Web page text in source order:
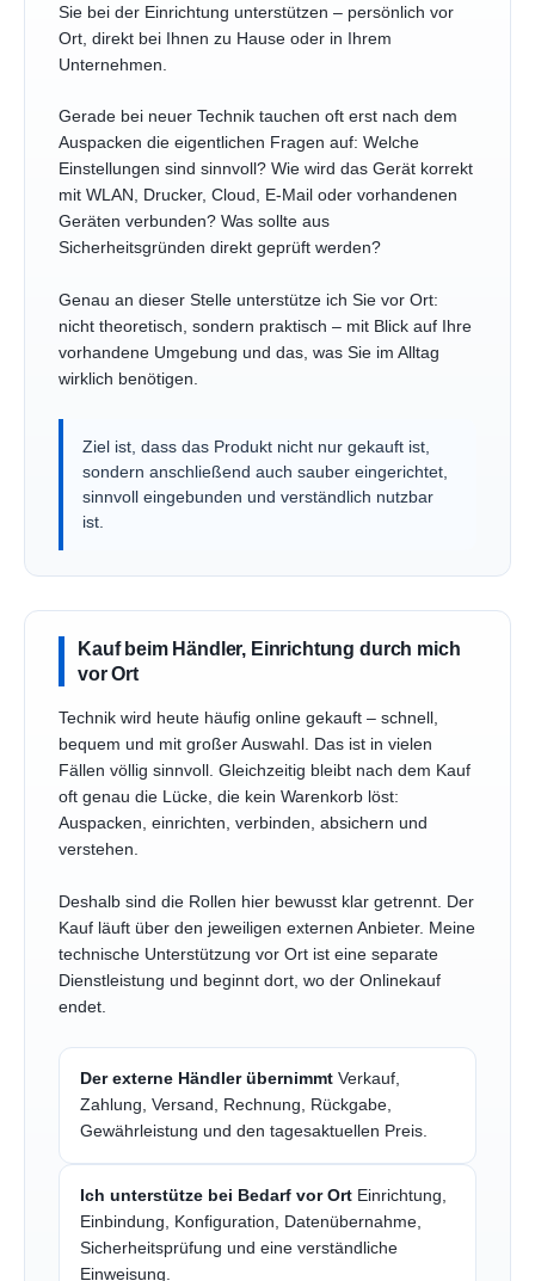
Sie bei der Einrichtung unterstützen – persönlich vor
Ort, direkt bei Ihnen zu Hause oder in Ihrem
Unternehmen.
Gerade bei neuer Technik tauchen oft erst nach dem
Auspacken die eigentlichen Fragen auf: Welche
Einstellungen sind sinnvoll? Wie wird das Gerät korrekt
mit WLAN, Drucker, Cloud, E-Mail oder vorhandenen
Geräten verbunden? Was sollte aus
Sicherheitsgründen direkt geprüft werden?
Genau an dieser Stelle unterstütze ich Sie vor Ort:
nicht theoretisch, sondern praktisch – mit Blick auf Ihre
vorhandene Umgebung und das, was Sie im Alltag
wirklich benötigen.
Ziel ist, dass das Produkt nicht nur gekauft ist,
sondern anschließend auch sauber eingerichtet,
sinnvoll eingebunden und verständlich nutzbar
ist.
Kauf beim Händler, Einrichtung durch mich
vor Ort
Technik wird heute häufig online gekauft – schnell,
bequem und mit großer Auswahl. Das ist in vielen
Fällen völlig sinnvoll. Gleichzeitig bleibt nach dem Kauf
oft genau die Lücke, die kein Warenkorb löst:
Auspacken, einrichten, verbinden, absichern und
verstehen.
Deshalb sind die Rollen hier bewusst klar getrennt. Der
Kauf läuft über den jeweiligen externen Anbieter. Meine
technische Unterstützung vor Ort ist eine separate
Dienstleistung und beginnt dort, wo der Onlinekauf
endet.
Der externe Händler übernimmt Verkauf,
Zahlung, Versand, Rechnung, Rückgabe,
Gewährleistung und den tagesaktuellen Preis.
Ich unterstütze bei Bedarf vor Ort Einrichtung,
Einbindung, Konfiguration, Datenübernahme,
Sicherheitsprüfung und eine verständliche
Einweisung.